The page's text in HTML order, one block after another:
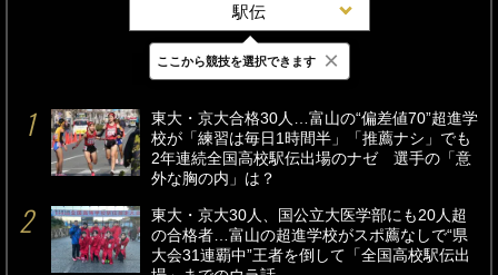
駅伝
最新 24時間 週間
東大・京大合格30人…富山の“偏差値70”超進学
校が「練習は毎日1時間半」「推薦ナシ」でも
2年連続全国高校駅伝出場のナゼ 選手の「意
外な胸の内」は？
東大・京大30人、国公立大医学部にも20人超
の合格者…富山の超進学校がスポ薦なしで“県
大会31連覇中”王者を倒して「全国高校駅伝出
ここから競技を選択できます ×